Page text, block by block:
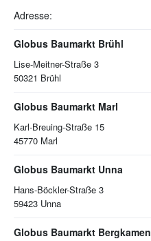
Adresse:
Globus Baumarkt Brühl
Lise-Meitner-Straße 3
50321 Brühl
Globus Baumarkt Marl
Karl-Breuing-Straße 15
45770 Marl
Globus Baumarkt Unna
Hans-Böckler-Straße 3
59423 Unna
Globus Baumarkt Bergkamen